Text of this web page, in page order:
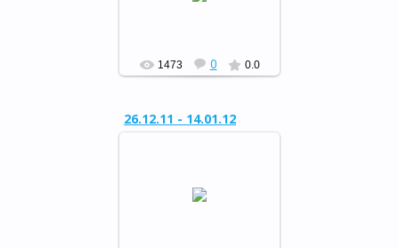
1473 0 0.0
26.12.11 - 14.01.12
«Сохраним живую ель»